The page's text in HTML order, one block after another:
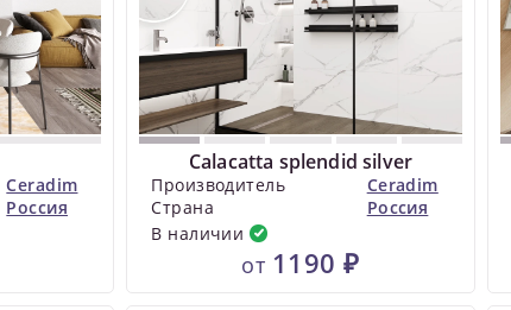
Ceradim
Россия
Calacatta splendid silver
Производитель
Ceradim
Страна
Россия
В наличии
от 1190 ₽